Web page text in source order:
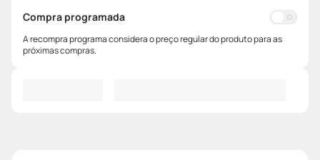
Compra programada
A recompra programa considera o preço regular do produto para as
próximas compras.